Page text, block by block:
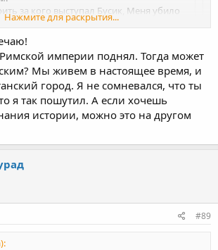
за кого выступал Бусик, Меня убило
- чеченский город. У тебя, брат, с
Иногда, между тренировками
ходить. Примерно треть этого
и знакомые, и среди них нет
чеченцы, так значит и Москва -
- столица Ичкерии )))
Нажмите для раскрытия...
тебе не помешало бы подучить!
Хасавюрт и Хасавюртовский район
один большой Ауховский! В том числе:
Казбековский
здесь
bibl/igpi_publ/dag_akk/chechen.html.
И закроем эту темы...
бы выучить историю.. Можно было
Нажмите для раскрытия...
Нажмите для раскрытия...
империи поднял. Тогда может
Мы живем в настоящее время, и
город. Я не сомневался, что ты
я так пошутил. А если хочешь
истории, можно это на другом
#89